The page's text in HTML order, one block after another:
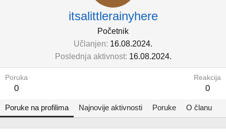
itsalittlerainyhere
Početnik
Učlanjen 16.08.2024.
Poslednja aktivnost 16.08.2024.
Poruka
0
Reakcija
0
Poruke na profilima Najnovije aktivnosti Poruke O članu